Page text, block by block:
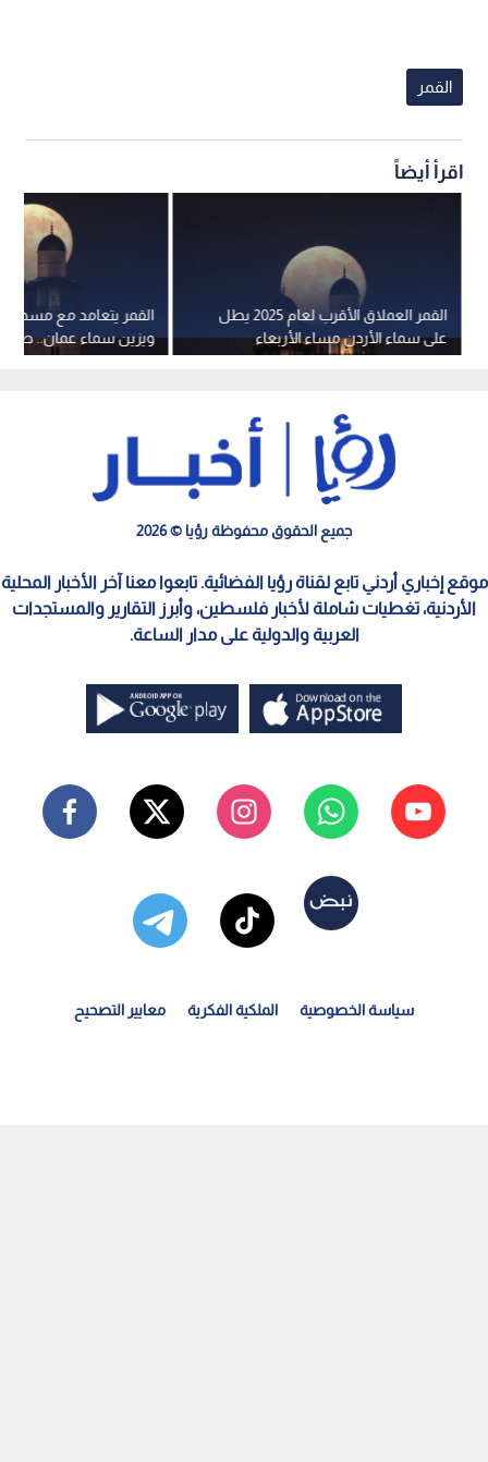
القمر
اقرأ أيضاً
القمر يتعامد مع مسجد
ويزين سماء عمان.. صور
القمر العملاق الأقرب لعام 2025 يطل
على سماء الأردن مساء الأربعاء
جميع الحقوق محفوظة رؤيا © 2026
موقع إخباري أردني تابع لقناة رؤيا الفضائية. تابعوا معنا آخر الأخبار المحلية
الأردنية، تغطيات شاملة لأخبار فلسطين، وأبرز التقارير والمستجدات
العربية والدولية على مدار الساعة.
سياسة الخصوصية الملكية الفكرية معايير التصحيح